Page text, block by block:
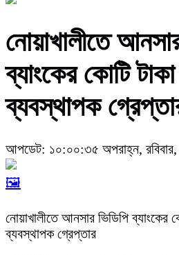
নোয়াখালীতে
ব্যাংকের কোটি
ব্যবস্থাপক
আপডেট: ১০:০০:৩৫ অপরাহ্ন,
🖼️
নোয়াখালীতে আনসার ভিডিপি ব্যাংকের
ব্যবস্থাপক গ্রেপ্তার